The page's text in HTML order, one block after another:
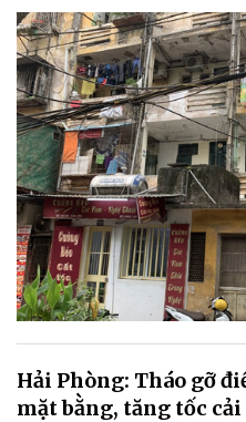
Hải Phòng: Tháo gỡ
mặt bằng, tăng tốc